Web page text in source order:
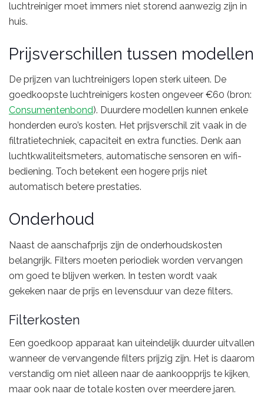
luchtreiniger moet immers niet storend aanwezig zijn in
huis.
Prijsverschillen tussen modellen
De prijzen van luchtreinigers lopen sterk uiteen. De
goedkoopste luchtreinigers kosten ongeveer €60 (bron:
Consumentenbond). Duurdere modellen kunnen enkele
honderden euro’s kosten. Het prijsverschil zit vaak in de
filtratietechniek, capaciteit en extra functies. Denk aan
luchtkwaliteitsmeters, automatische sensoren en wifi-
bediening. Toch betekent een hogere prijs niet
automatisch betere prestaties.
Onderhoud
Naast de aanschafprijs zijn de onderhoudskosten
belangrijk. Filters moeten periodiek worden vervangen
om goed te blijven werken. In testen wordt vaak
gekeken naar de prijs en levensduur van deze filters.
Filterkosten
Een goedkoop apparaat kan uiteindelijk duurder uitvallen
wanneer de vervangende filters prijzig zijn. Het is daarom
verstandig om niet alleen naar de aankoopprijs te kijken,
maar ook naar de totale kosten over meerdere jaren.